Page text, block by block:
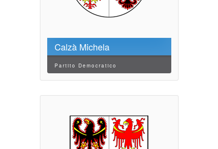
Calzà Michela
Partito Democratico